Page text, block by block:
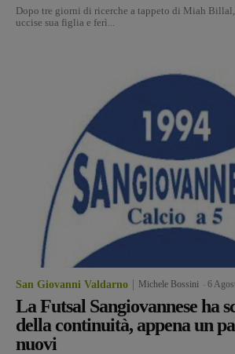
Dopo tre giorni di ricerche a tappeto di Miah
uccise sua figlia e ferì...
San Giovanni Valdarno Michele Bossini 6
La Futsal Sangiovannese ha
della continuità, appena un
nuovi